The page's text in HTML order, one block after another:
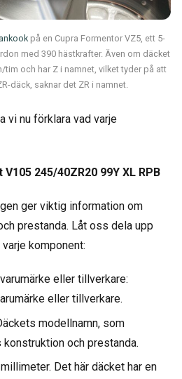
på en Cupra Formentor VZ5, ett 5-
med 390 hästkrafter. Även om däcket
tim och har Z i namnet, vilket tyder på att
däck, saknar det ZR i namnet.
vi nu förklara vad varje
245/40ZR20 99Y XL RPB
ger viktig information om
prestanda. Låt oss dela upp
komponent:
eller tillverkare:
eller tillverkare.
modellnamn, som
och prestanda.
Det här däcket har en